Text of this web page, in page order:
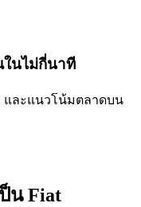
ในไม่กี่นาที
และแนวโน้มตลาดบน
น Fiat